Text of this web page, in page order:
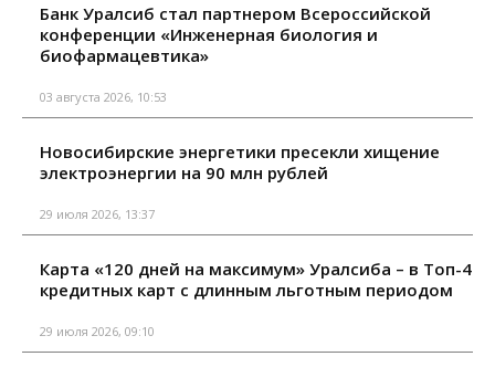
Банк Уралсиб стал партнером Всероссийской
конференции «Инженерная биология и
биофармацевтика»
03 августа 2026, 10:53
Новосибирские энергетики пресекли хищение
электроэнергии на 90 млн рублей
29 июля 2026, 13:37
Карта «120 дней на максимум» Уралсиба – в Топ-4
кредитных карт с длинным льготным периодом
29 июля 2026, 09:10